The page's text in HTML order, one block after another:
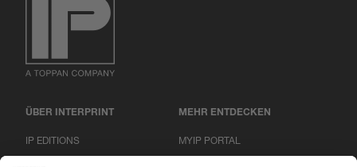
ÜBER INTERPRINT
IP EDITIONS
MEHR ENTDECKEN
MYIP PORTAL